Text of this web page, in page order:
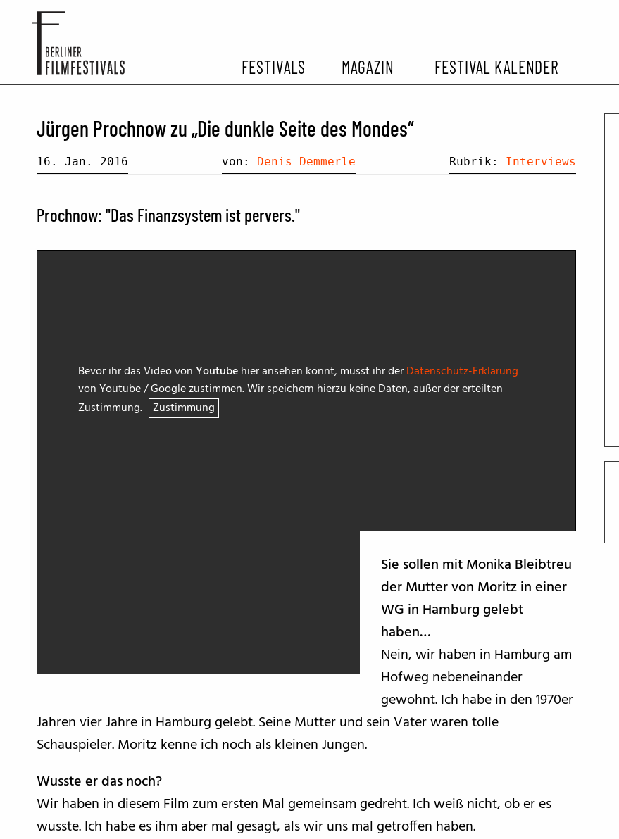
FESTIVALS
ARCHIV EHEMALIGER FILMFESTIVALS
MAGAZIN
FESTIVALBERICHTE
FILMKRITIKEN
FESTIVAL KALENDER
Jürgen Prochnow zu „Die dunkle Seite des Mondes“
16. Jan. 2016 von: Denis Demmerle Rubrik: Interviews
Prochnow: "Das Finanzsystem ist pervers."
Bevor ihr das Video vonYoutubehier ansehen könnt, müsst ihr derDatenschutz-Erklärung
von Youtube / Google zustimmen. Wir speichern hierzu keine Daten, außer der erteilten
Zustimmung. Zustimmung
Sie sollen mit Monika Bleibtreu
der Mutter von Moritz in einer
WG in Hamburg gelebt
haben…
Nein, wir haben in Hamburg am
Hofweg nebeneinander
gewohnt. Ich habe in den 1970er
Jahren vier Jahre in Hamburg gelebt. Seine Mutter und sein Vater waren tolle
Schauspieler. Moritz kenne ich noch als kleinen Jungen.
Wusste er das noch?
Wir haben in diesem Film zum ersten Mal gemeinsam gedreht. Ich weiß nicht, ob er es
wusste. Ich habe es ihm aber mal gesagt, als wir uns mal getroffen haben.